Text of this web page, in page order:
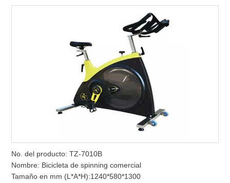
No. del producto: TZ-7010B
Nombre: Bicicleta de spinning comercial
Tamaño en mm (L*A*H):1240*580*1300